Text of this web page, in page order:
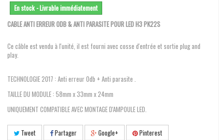
En stock - Livrable immédiatement
CABLE ANTI ERREUR ODB & ANTI PARASITE POUR LED H3 PK22S
Ce câble est vendu à l'unité, il est fourni avec cosse d'entrée et sortie plug and
play.
TECHNOLOGIE 2017 : Anti erreur Odb + Anti parasite .
TAILLE DU MODULE : 58mm x 33mm x 24mm
UNIQUEMENT COMPATIBLE AVEC MONTAGE D'AMPOULE LED.
Tweet Partager Google+ Pinterest